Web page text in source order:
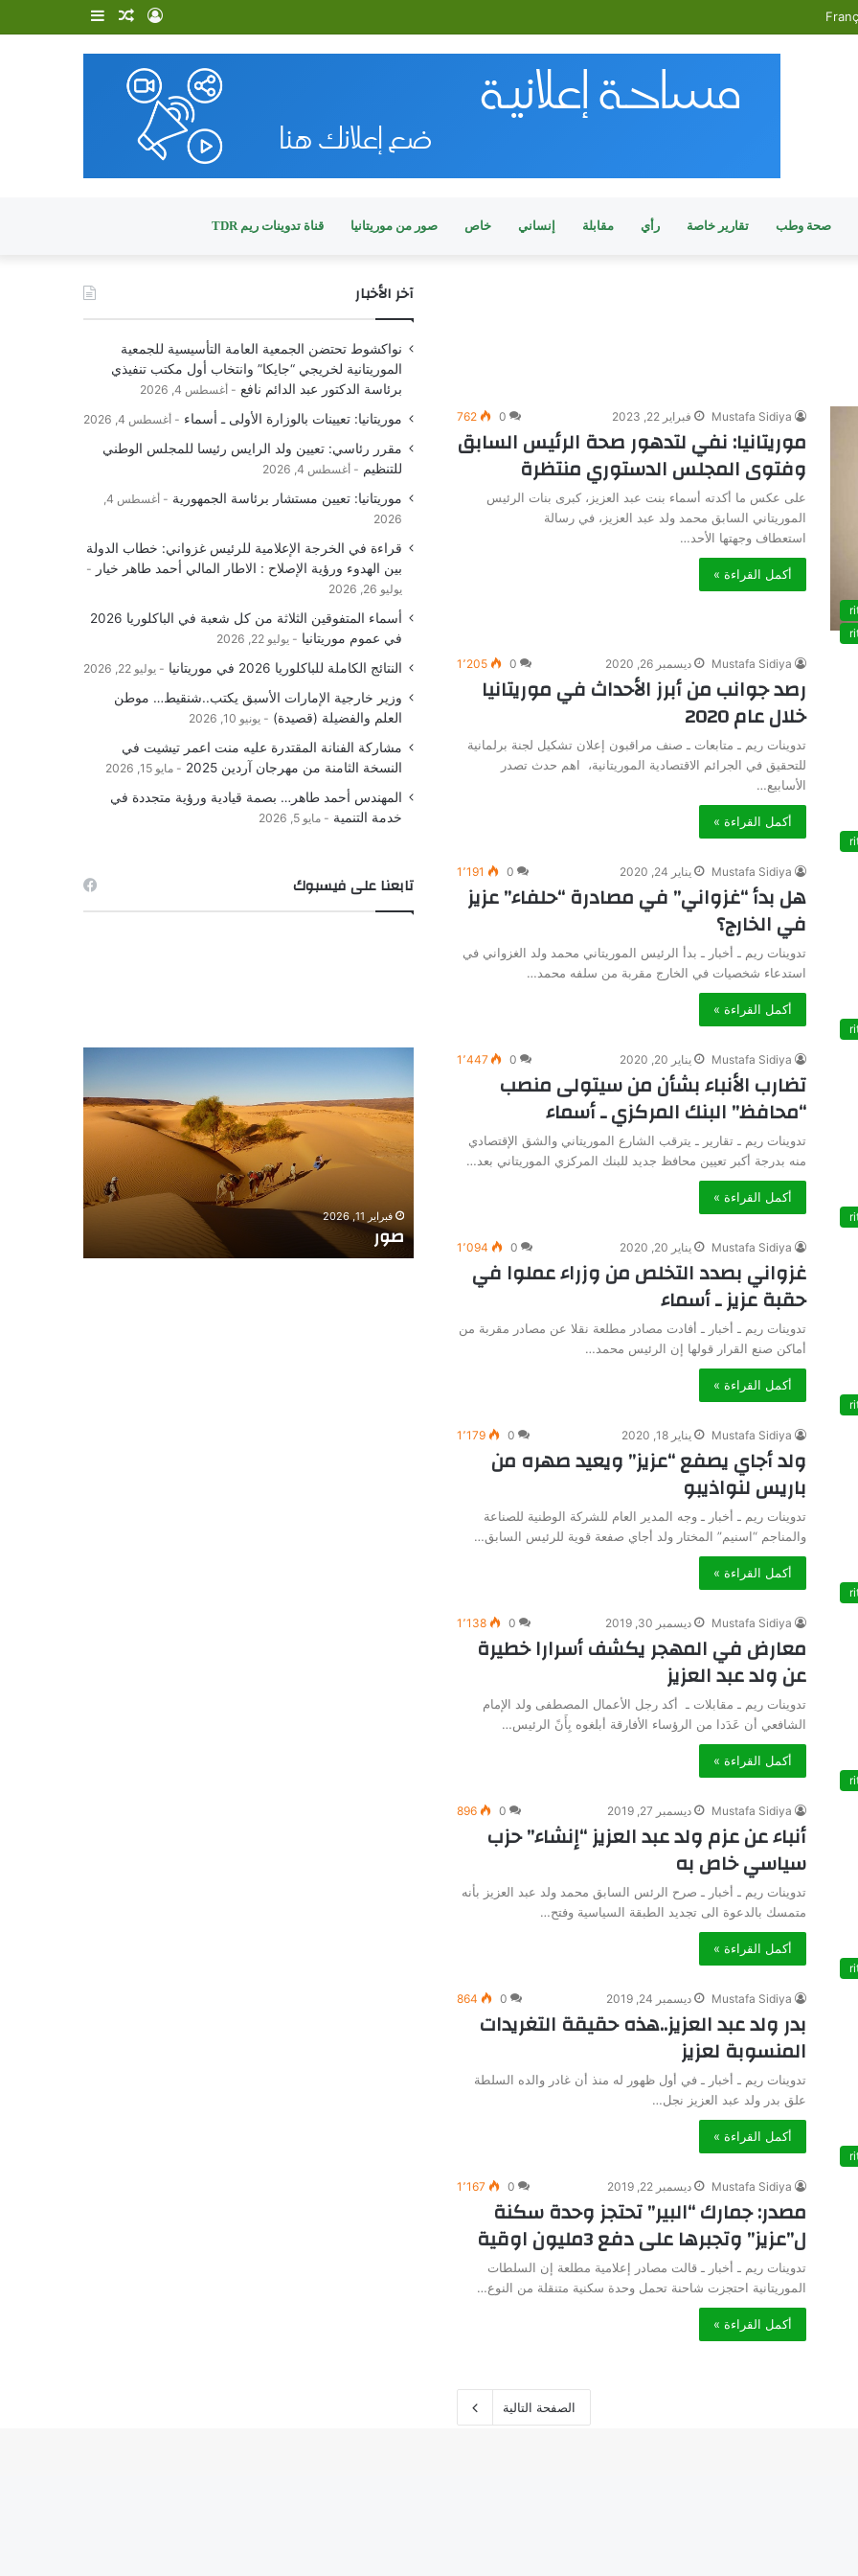
إضافة
عمود
مقال
عشوائي
تسجيل
الدخول
صحة وطب تقارير خاصة رأي مقابلة إنساني خاص صور من موريتانيا قناة تدوينات ريم TDR
Mustafa Sidiya فبراير 22, 2023 0
762
موريتانيا: نفي لتدهور صحة الرئيس السابق
وفتوى المجلس الدستوري منتظرة
على عكس ما أكدته أسماء بنت عبد العزيز، كبرى بنات الرئيس
الموريتاني السابق محمد ولد عبد العزيز، في رسالة
استعطاف وجهتها الأحد…
أكمل القراءة »
Mustafa Sidiya ديسمبر 26, 2020 0 1٬205
رصد جوانب من أبرز الأحداث في موريتانيا
خلال عام 2020
تدوينات ريم ـ متابعات ـ صنف مراقبون إعلان تشكيل لجنة برلمانية
للتحقيق في الجرائم الاقتصادية الموريتانية، اهم حدث تصدر
الأسابيع…
أكمل القراءة »
Mustafa Sidiya يناير 24, 2020 0 1٬191
هل بدأ “غزواني” في مصادرة “حلفاء” عزيز
في الخارج؟
تدوينات ريم ـ أخبار ـ بدأ الرئيس الموريتاني محمد ولد الغزواني في
استدعاء شخصيات في الخارج مقربة من سلفه محمد…
أكمل القراءة »
Mustafa Sidiya يناير 20, 2020 0 1٬447
تضارب الأنباء بشأن من سيتولى منصب
“محافظ” البنك المركزي ـ أسماء
تدوينات ريم ـ تقارير ـ يترقب الشارع الموريتاني والشق الإقتصادي
منه بدرجة أكبر تعيين محافظ جديد للبنك المركزي الموريتاني بعد…
أكمل القراءة »
Mustafa Sidiya يناير 20, 2020 0 1٬094
غزواني بصدد التخلص من وزراء عملوا في
حقبة عزيز ـ أسماء
تدوينات ريم ـ أخبار ـ أفادت مصادر مطلعة نقلا عن مصادر مقربة من
أماكن صنع القرار قولها إن الرئيس محمد…
أكمل القراءة »
Mustafa Sidiya يناير 18, 2020 0 1٬179
ولد أجاي يصفع “عزيز” ويعيد صهره من
باريس لنواذيبو
تدوينات ريم ـ أخبار ـ وجه المدير العام للشركة الوطنية للصناعة
والمناجم “اسنيم” المختار ولد أجاي صفعة قوية للرئيس السابق…
أكمل القراءة »
Mustafa Sidiya ديسمبر 30, 2019 0 1٬138
معارض في المهجر يكشف أسرارا خطيرة
عن ولد عبد العزيز
تدوينات ريم ـ مقابلات ـ أكد رجل الأعمال المصطفى ولد الإمام
الشافعي أن عَدَدا من الرؤساء الأفارقة أبلغوه بِأَنً الرئيس…
أكمل القراءة »
Mustafa Sidiya ديسمبر 27, 2019 0
896
أنباء عن عزم ولد عبد العزيز “إنشاء” حزب
سياسي خاص به
تدوينات ريم ـ أخبار ـ صرح الرئس السابق محمد ولد عبد العزيز بأنه
متمسك بالدعوة الى تجديد الطبقة السياسية وفتح…
أكمل القراءة »
Mustafa Sidiya ديسمبر 24, 2019 0
864
بدر ولد عبد العزيز..هذه حقيقة التغريدات
المنسوبة لعزيز
تدوينات ريم ـ أخبار ـ في أول ظهور له منذ أن غادر والده السلطة
علق بدر ولد عبد العزيز نجل…
أكمل القراءة »
Mustafa Sidiya ديسمبر 22, 2019 0 1٬167
مصدر: جمارك “البير” تحتجز وحدة سكنة
ل”عزيز” وتجبرها على دفع 3مليون اوقية
تدوينات ريم ـ أخبار ـ قالت مصادر إعلامية مطلعة إن السلطات
الموريتانية احتجزت شاحنة تحمل وحدة سكنية متنقلة من النوع…
أكمل القراءة »
الصفحة التالية
آخر الأخبار
نواكشوط تحتضن الجمعية العامة التأسيسية للجمعية
الموريتانية لخريجي “جايكا” وانتخاب أول مكتب تنفيذي
برئاسة الدكتور عبد الدائم نافع
أغسطس 4, 2026
موريتانيا: تعيينات بالوزارة الأولى ـ أسماء أغسطس 4, 2026
مقرر رئاسي: تعيين ولد الرايس رئيسا للمجلس الوطني
للتنظيم
أغسطس 4, 2026
موريتانيا: تعيين مستشار برئاسة الجمهورية
أغسطس 4,
2026
قراءة في الخرجة الإعلامية للرئيس غزواني: خطاب الدولة
بين الهدوء ورؤية الإصلاح : الاطار المالي أحمد طاهر خيار
يوليو 26, 2026
أسماء المتفوقين الثلاثة من كل شعبة في الباكلوريا 2026
في عموم موريتانيا
يوليو 22, 2026
النتائج الكاملة للباكلوريا 2026 في موريتانيا يوليو 22, 2026
وزير خارجية الإمارات الأسبق يكتب..شنقيط… موطن
العلم والفضيلة (قصيدة)
يونيو 10, 2026
مشاركة الفنانة المقتدرة عليه منت اعمر تيشيت في
النسخة الثامنة من مهرجان آردين 2025
مايو 15, 2026
المهندس أحمد طاهر… بصمة قيادية ورؤية متجددة في
خدمة التنمية
مايو 5, 2026
تابعنا على فيسبوك
جمال
البادية
فبراير 11, 2026
جمال البادية
فبراير 11, 2026
صور
الصيد